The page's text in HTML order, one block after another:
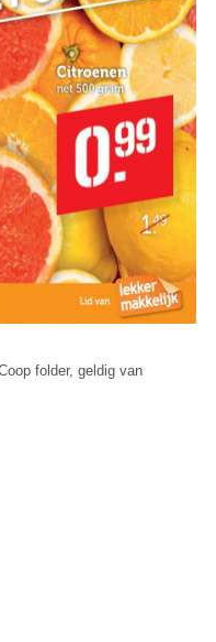
folder, geldig van